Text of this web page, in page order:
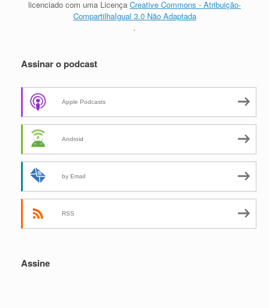
licenciado com uma Licença Creative Commons - Atribuição-
CompartilhaIgual 3.0 Não Adaptada
.
Assinar o podcast
Apple Podcasts
Android
by Email
RSS
Assine